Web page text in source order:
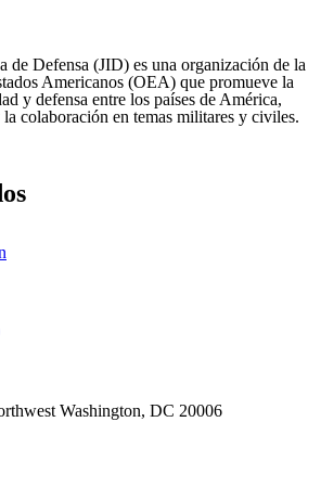
de Defensa (JID) es una organización de la
Americanos (OEA) que promueve la
y defensa entre los países de América,
colaboración en temas militares y civiles.
Washington, DC 20006